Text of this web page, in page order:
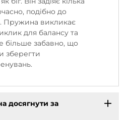
подібно до
Пружина викликає
для балансу та
більше забавно, що
зберегти
досягнути за